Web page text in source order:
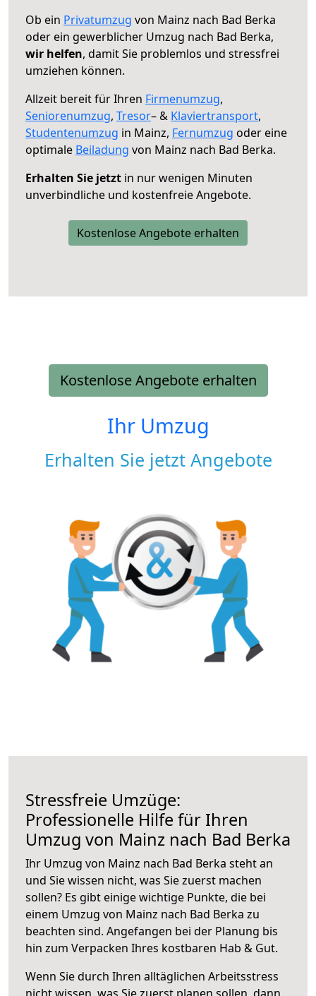
Ob ein Privatumzug von Mainz nach Bad Berka
oder ein gewerblicher Umzug nach Bad Berka,
wir helfen, damit Sie problemlos und stressfrei
umziehen können.
Allzeit bereit für Ihren Firmenumzug,
Seniorenumzug, Tresor– & Klaviertransport,
Studentenumzug in Mainz, Fernumzug oder eine
optimale Beiladung von Mainz nach Bad Berka.
Erhalten Sie jetzt in nur wenigen Minuten
unverbindliche und kostenfreie Angebote.
Kostenlose Angebote erhalten
Kostenlose Angebote erhalten
Ihr Umzug
Erhalten Sie jetzt Angebote
Stressfreie Umzüge:
Professionelle Hilfe für Ihren
Umzug von Mainz nach Bad Berka
Ihr Umzug von Mainz nach Bad Berka steht an
und Sie wissen nicht, was Sie zuerst machen
sollen? Es gibt einige wichtige Punkte, die bei
einem Umzug von Mainz nach Bad Berka zu
beachten sind. Angefangen bei der Planung bis
hin zum Verpacken Ihres kostbaren Hab & Gut.
Wenn Sie durch Ihren alltäglichen Arbeitsstress